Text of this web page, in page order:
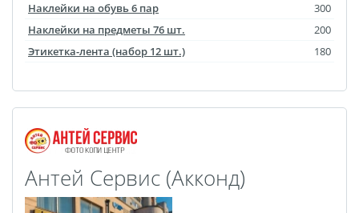
Roll up
Фото на холсте с карт.
Пресс-воллы
Фото на металле
Печать на ПВХ пластике
Наклейки на обувь 6 пар
300
Наклейки на предметы 76 шт.
200
Этикетка-лента (набор 12 шт.)
180
Антей Сервис (Акконд)